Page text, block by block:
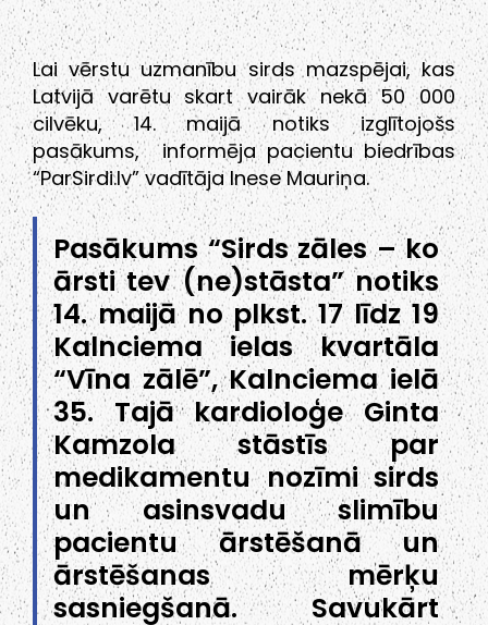
Lai vērstu uzmanību sirds mazspējai, kas
Latvijā varētu skart vairāk nekā 50 000
cilvēku, 14. maijā notiks izglītojošs
pasākums, informēja pacientu biedrības
“ParSirdi.lv” vadītāja Inese Mauriņa.
Pasākums “Sirds zāles – ko
ārsti tev (ne)stāsta” notiks
14. maijā no plkst. 17 līdz 19
Kalnciema ielas kvartāla
“Vīna zālē”, Kalnciema ielā
35. Tajā kardioloģe Ginta
Kamzola stāstīs par
medikamentu nozīmi sirds
un asinsvadu slimību
pacientu ārstēšanā un
ārstēšanas mērķu
sasniegšanā. Savukārt